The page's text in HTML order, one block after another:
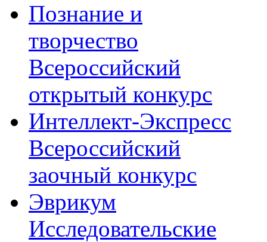
Познание и
творчество
Всероссийский
открытый конкурс
Интеллект-Экспресс
Всероссийский
заочный конкурс
Эврикум
Исследовательские